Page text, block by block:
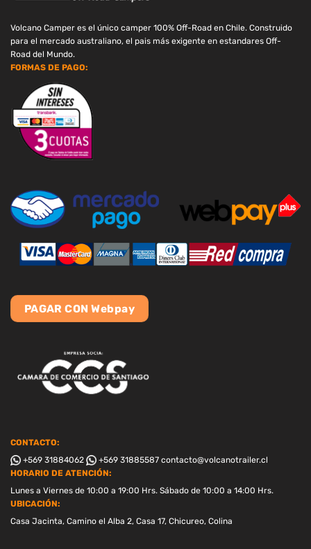
Volcano Camper es el único camper 100% Off-Road en Chile. Construido
para el mercado australiano, el pais más exigente en estandares Off-
Road del Mundo.
FORMAS DE PAGO:
PAGAR CON Webpay
CONTACTO:
+569 31884062
+569 31885587 contacto@volcanotrailer.cl
HORARIO DE ATENCIÓN:
Lunes a Viernes de 10:00 a 19:00 Hrs. Sábado de 10:00 a 14:00 Hrs.
UBICACIÓN:
Casa Jacinta, Camino el Alba 2, Casa 17, Chicureo, Colina